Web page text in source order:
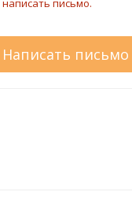
написать письмо.
Написать письмо